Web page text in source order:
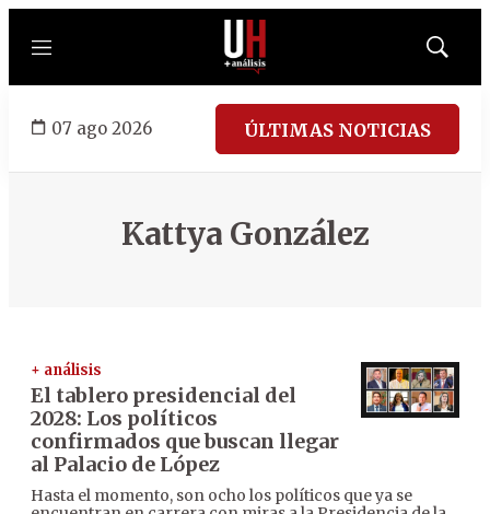
Menú
Mostrar
07 ago 2026 ÚLTIMAS NOTICIAS
Kattya González
+ análisis
El tablero presidencial del
2028: Los políticos
confirmados que buscan llegar
al Palacio de López
Hasta el momento, son ocho los políticos que ya se